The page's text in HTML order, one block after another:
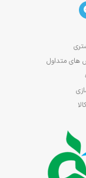
های متداول